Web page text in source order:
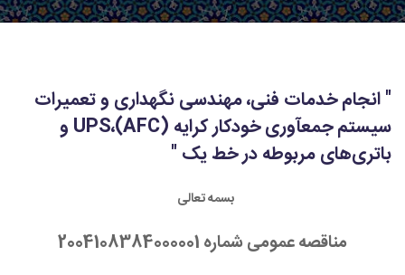
" انجام خدمات فنی، مهندسی نگهداری و تعمیرات
سیستم جمع­آوری خودکار کرایه (AFC)،UPS و
باتری‌های مربوطه در خط یک "
بسمه تعالی
مناقصه عمومی شماره 2004108384000001